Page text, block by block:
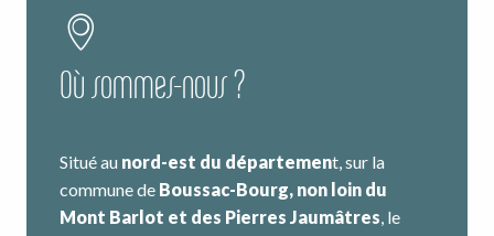
Où sommes-nous ?
Situé au nord-est du département, sur la
commune de Boussac-Bourg, non loin du
Mont Barlot et des Pierres Jaumâtres, le